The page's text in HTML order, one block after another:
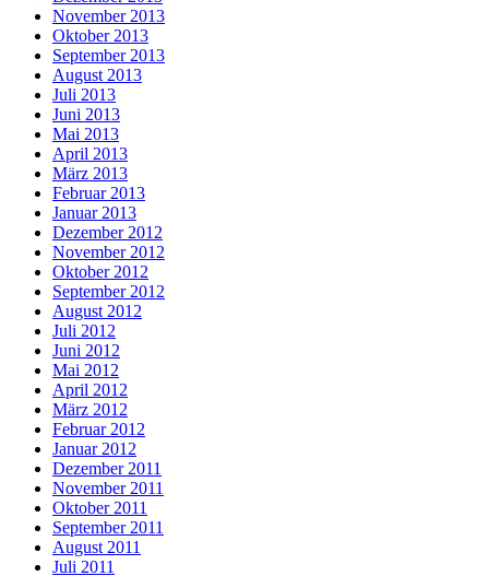
November 2013
Oktober 2013
September 2013
August 2013
Juli 2013
Juni 2013
Mai 2013
April 2013
März 2013
Februar 2013
Januar 2013
Dezember 2012
November 2012
Oktober 2012
September 2012
August 2012
Juli 2012
Juni 2012
Mai 2012
April 2012
März 2012
Februar 2012
Januar 2012
Dezember 2011
November 2011
Oktober 2011
September 2011
August 2011
Juli 2011